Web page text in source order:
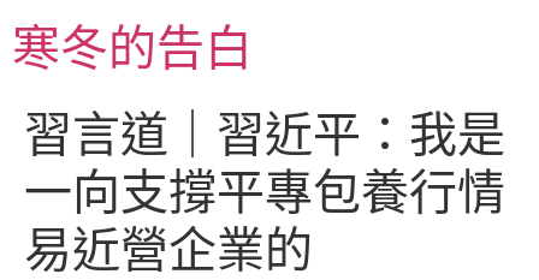
至
主寒冬的告白
習言道｜習近平：我是
一向支撐平專包養行情
易近營企業的